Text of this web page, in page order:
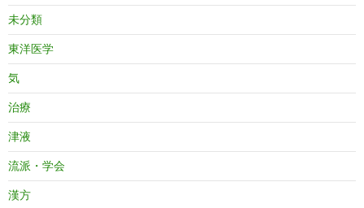
未分類
東洋医学
気
治療
津液
流派・学会
漢方